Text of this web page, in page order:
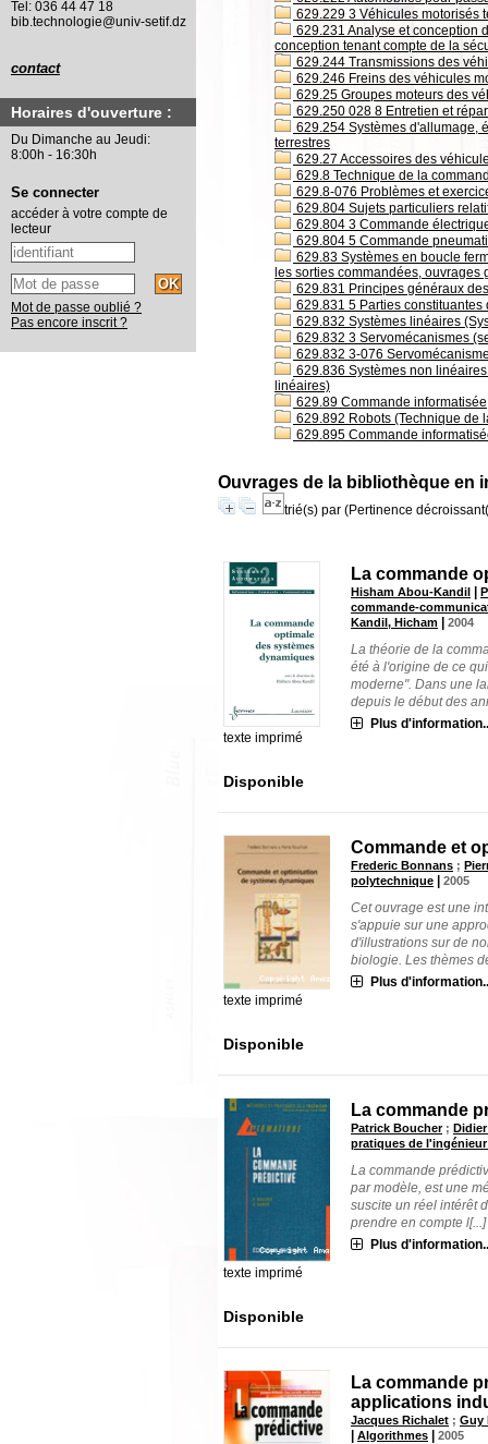
629.229 3 Véhicules motorisés
629.231 Analyse et conception
conception tenant compte de la
629.244 Transmissions des
629.246 Freins des véhicules
629.25 Groupes moteurs des
629.250 028 8 Entretien et
629.254 Systèmes d'allumage,
terrestres
629.27 Accessoires des
629.8 Technique de la
629.8-076 Problèmes et
629.804 Sujets particuliers
629.804 3 Commande
629.804 5 Commande
629.83 Systèmes en boucle
les sorties commandées,
629.831 Principes généraux
629.831 5 Parties
629.832 Systèmes linéaires
629.832 3 Servomécanismes
629.832 3-076
629.836 Systèmes non
linéaires)
629.89 Commande informatisée
629.892 Robots (Technique de
629.895 Commande
Ouvrages de la bibliothèque en
trié(s) par (Pertinence
texte imprimé
La commande
Hisham Abou-Kandil |
commande-
Kandil, Hicham |2004
La théorie de la
été à l'origine de ce
moderne". Dans une
depuis le début des
Plus
Disponible
texte imprimé
Commande et
Frederic Bonnans ;
polytechnique |2005
Cet ouvrage est une
s'appuie sur une
d'illustrations sur de
biologie. Les thèmes
Plus
Disponible
texte imprimé
La commande
Patrick Boucher;
pratiques de
La commande
par modèle, est une
suscite un réel intérêt
prendre en compte l[...]
Plus
Disponible
La commande
applications
Jacques Richalet ;Guy
|Algorithmes |2005
Tel: 036 44 47 18
bib.technologie@univ-setif.dz
contact
Horaires d'ouverture :
Du Dimanche au Jeudi:
8:00h - 16:30h
Se connecter
accéder à votre compte de
lecteur
Mot de passe oublié ?
Pas encore inscrit ?